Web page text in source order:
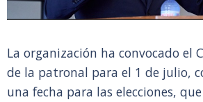
La organización ha convocado el
de la patronal para el 1 de julio,
una fecha para las elecciones,